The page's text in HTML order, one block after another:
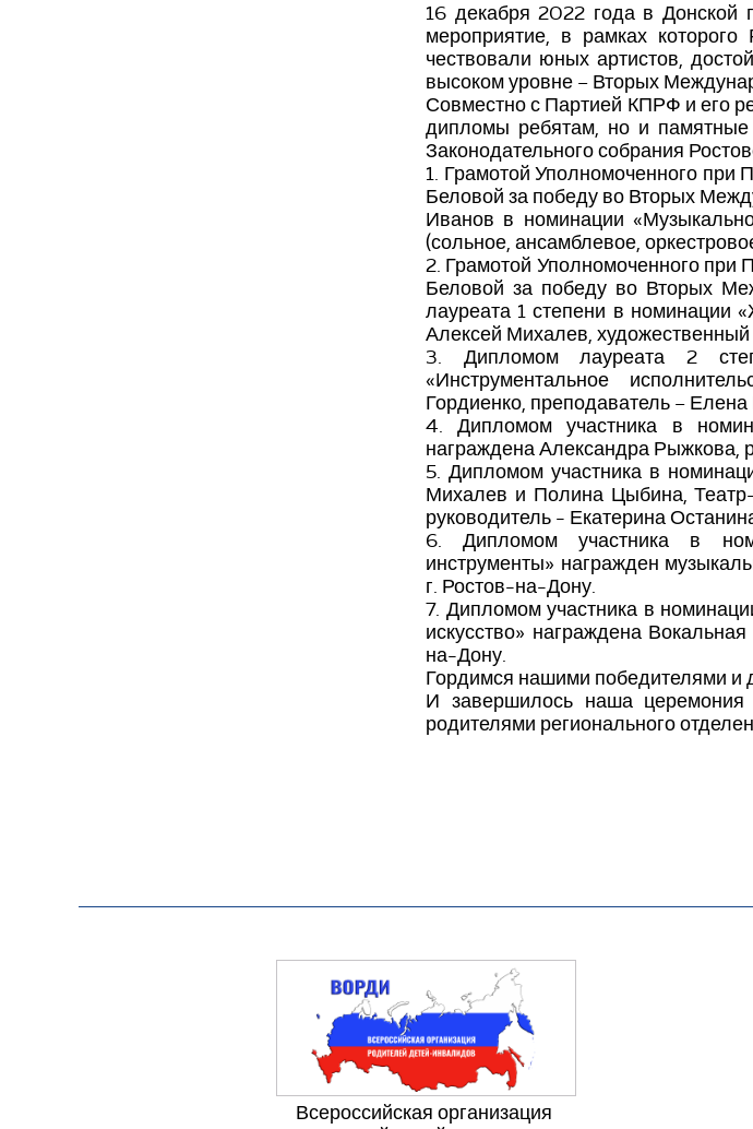
16 декабря 2022 года в Донской
мероприятие, в рамках
чествовали юных артистов,
высоком уровне – Вторых
Совместно с Партией КПРФ и его
дипломы ребятам, но и памятные
Законодательного собрания
1. Грамотой Уполномоченного
Беловой за победу во Вторых
Иванов в номинации
(сольное, ансамблевое,
2. Грамотой Уполномоченного
Беловой за победу во Вторых
лауреата 1 степени в номинации
Алексей Михалев, художественный
3. Дипломом лауреата 2
«Инструментальное
Гордиенко, преподаватель – Елена
4. Дипломом участника в
награждена Александра Рыжкова,
5. Дипломом участника в
Михалев и Полина Цыбина,
руководитель - Екатерина
6. Дипломом участника в
инструменты» награжден
г. Ростов-на-Дону.
7. Дипломом участника в
искусство» награждена
на-Дону.
Гордимся нашими победителями и
И завершилось наша
родителями регионального
Всероссийская организация